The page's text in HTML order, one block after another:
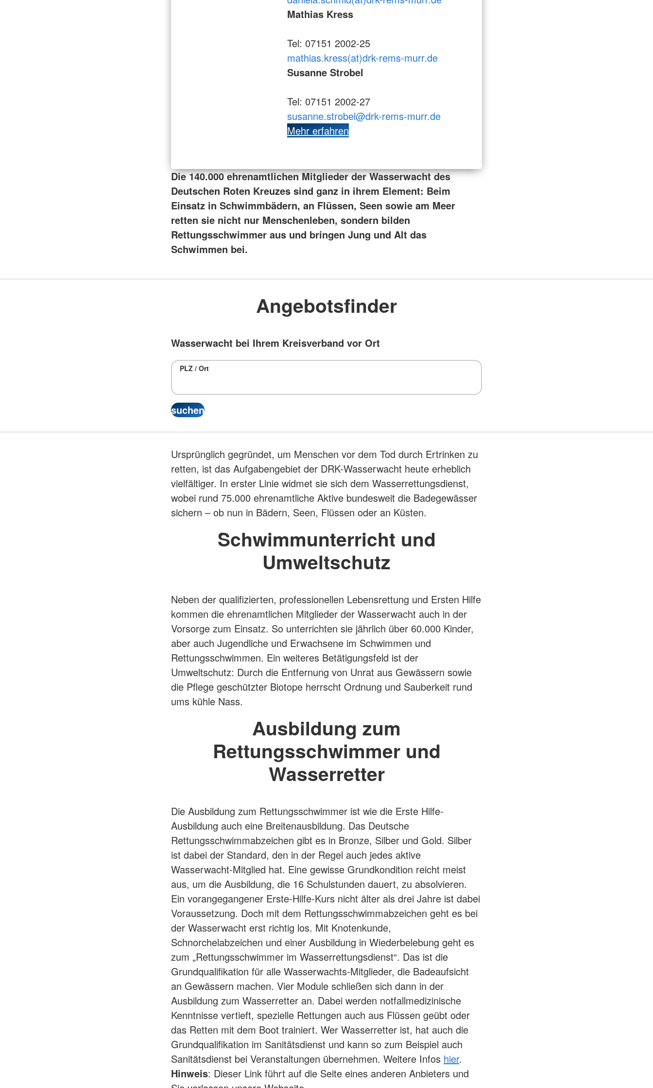
Mathias Kress
Tel: 07151 2002-25
mathias.kress(at)drk-rems-murr.de
Susanne Strobel
Tel: 07151 2002-27
susanne.strobel@drk-rems-murr.de
Mehr erfahren
Die 140.000 ehrenamtlichen Mitglieder der Wasserwacht des
Deutschen Roten Kreuzes sind ganz in ihrem Element: Beim
Einsatz in Schwimmbädern, an Flüssen, Seen sowie am Meer
retten sie nicht nur Menschenleben, sondern bilden
Rettungsschwimmer aus und bringen Jung und Alt das
Schwimmen bei.
Angebotsfinder
Wasserwacht bei Ihrem Kreisverband vor Ort
PLZ / Ort
Ursprünglich gegründet, um Menschen vor dem Tod durch Ertrinken zu
retten, ist das Aufgabengebiet der DRK-Wasserwacht heute erheblich
vielfältiger. In erster Linie widmet sie sich dem Wasserrettungsdienst,
wobei rund 75.000 ehrenamtliche Aktive bundesweit die Badegewässer
sichern – ob nun in Bädern, Seen, Flüssen oder an Küsten.
Schwimmunterricht und
Umweltschutz
Neben der qualifizierten, professionellen Lebensrettung und Ersten Hilfe
kommen die ehrenamtlichen Mitglieder der Wasserwacht auch in der
Vorsorge zum Einsatz. So unterrichten sie jährlich über 60.000 Kinder,
aber auch Jugendliche und Erwachsene im Schwimmen und
Rettungsschwimmen. Ein weiteres Betätigungsfeld ist der
Umweltschutz: Durch die Entfernung von Unrat aus Gewässern sowie
die Pflege geschützter Biotope herrscht Ordnung und Sauberkeit rund
ums kühle Nass.
Ausbildung zum
Rettungsschwimmer und
Wasserretter
Die Ausbildung zum Rettungsschwimmer ist wie die Erste Hilfe-
Ausbildung auch eine Breitenausbildung. Das Deutsche
Rettungsschwimmabzeichen gibt es in Bronze, Silber und Gold. Silber
ist dabei der Standard, den in der Regel auch jedes aktive
Wasserwacht-Mitglied hat. Eine gewisse Grundkondition reicht meist
aus, um die Ausbildung, die 16 Schulstunden dauert, zu absolvieren.
Ein vorangegangener Erste-Hilfe-Kurs nicht älter als drei Jahre ist dabei
Voraussetzung. Doch mit dem Rettungsschwimmabzeichen geht es bei
der Wasserwacht erst richtig los. Mit Knotenkunde,
Schnorchelabzeichen und einer Ausbildung in Wiederbelebung geht es
zum „Rettungsschwimmer im Wasserrettungsdienst“. Das ist die
Grundqualifikation für alle Wasserwachts-Mitglieder, die Badeaufsicht
an Gewässern machen. Vier Module schließen sich dann in der
Ausbildung zum Wasserretter an. Dabei werden notfallmedizinische
Kenntnisse vertieft, spezielle Rettungen auch aus Flüssen geübt oder
das Retten mit dem Boot trainiert. Wer Wasserretter ist, hat auch die
Grundqualifikation im Sanitätsdienst und kann so zum Beispiel auch
Sanitätsdienst bei Veranstaltungen übernehmen. Weitere Infos hier.
Hinweis: Dieser Link führt auf die Seite eines anderen Anbieters und